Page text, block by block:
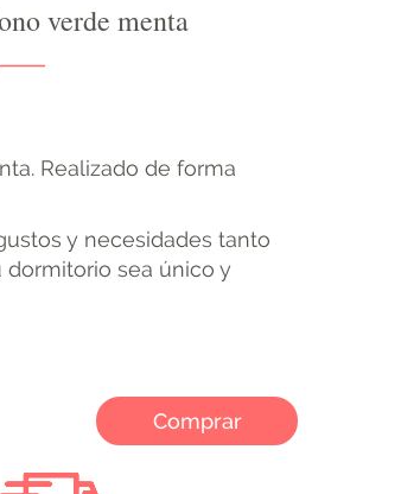
verde menta
Realizado de forma
y necesidades tanto
sea único y
Comprar